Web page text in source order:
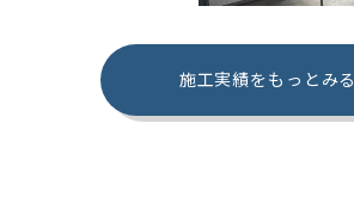
施工実績をもっとみる